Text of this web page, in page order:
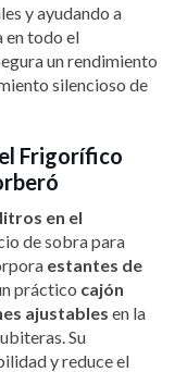
y ayudando a
en todo el
un rendimiento
silencioso de
Frigorífico
en el
de sobra para
estantes de
práctico cajón
ajustables en la
Su
y reduce el